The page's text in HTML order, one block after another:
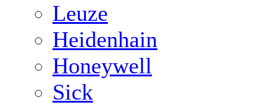
Leuze
Heidenhain
Honeywell
Sick